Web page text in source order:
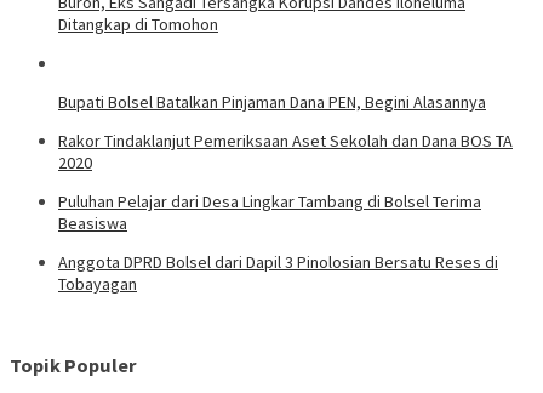
Ditangkap di Tomohon
Bupati Bolsel Batalkan Pinjaman Dana PEN, Begini Alasannya
Rakor Tindaklanjut Pemeriksaan Aset Sekolah dan Dana BOS TA
2020
Puluhan Pelajar dari Desa Lingkar Tambang di Bolsel Terima
Beasiswa
Anggota DPRD Bolsel dari Dapil 3 Pinolosian Bersatu Reses di
Tobayagan
Topik Populer